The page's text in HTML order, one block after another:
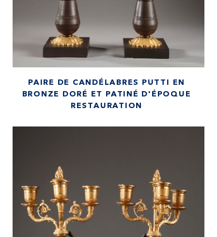
PAIRE DE CANDÉLABRES PUTTI EN
BRONZE DORÉ ET PATINÉ D'ÉPOQUE
RESTAURATION